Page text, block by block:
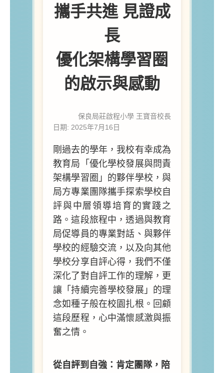
攜手共進 見證成
長
優化架構學習圈
的啟示與感動
保良局莊啟程小學 王寶音校長
日期: 2025年7月16日
剛過去的學年，我校有幸成為
教育局「優化學校發展與問責
架構學習圈」的夥伴學校，與
局方專業團隊攜手探索學校自
評與中層領導培育的實踐之
路。這段旅程中，透過與教育
局促導員的專業對話、與夥伴
學校的經驗交流，以及向其他
學校分享自評心得，我們不僅
深化了對自評工作的理解，更
讓「持續完善學校發展」的理
念如種子般在校園扎根。回顧
這段歷程，心中滿懷感激與振
奮之情。
從自評到自強：肯定團隊，陪